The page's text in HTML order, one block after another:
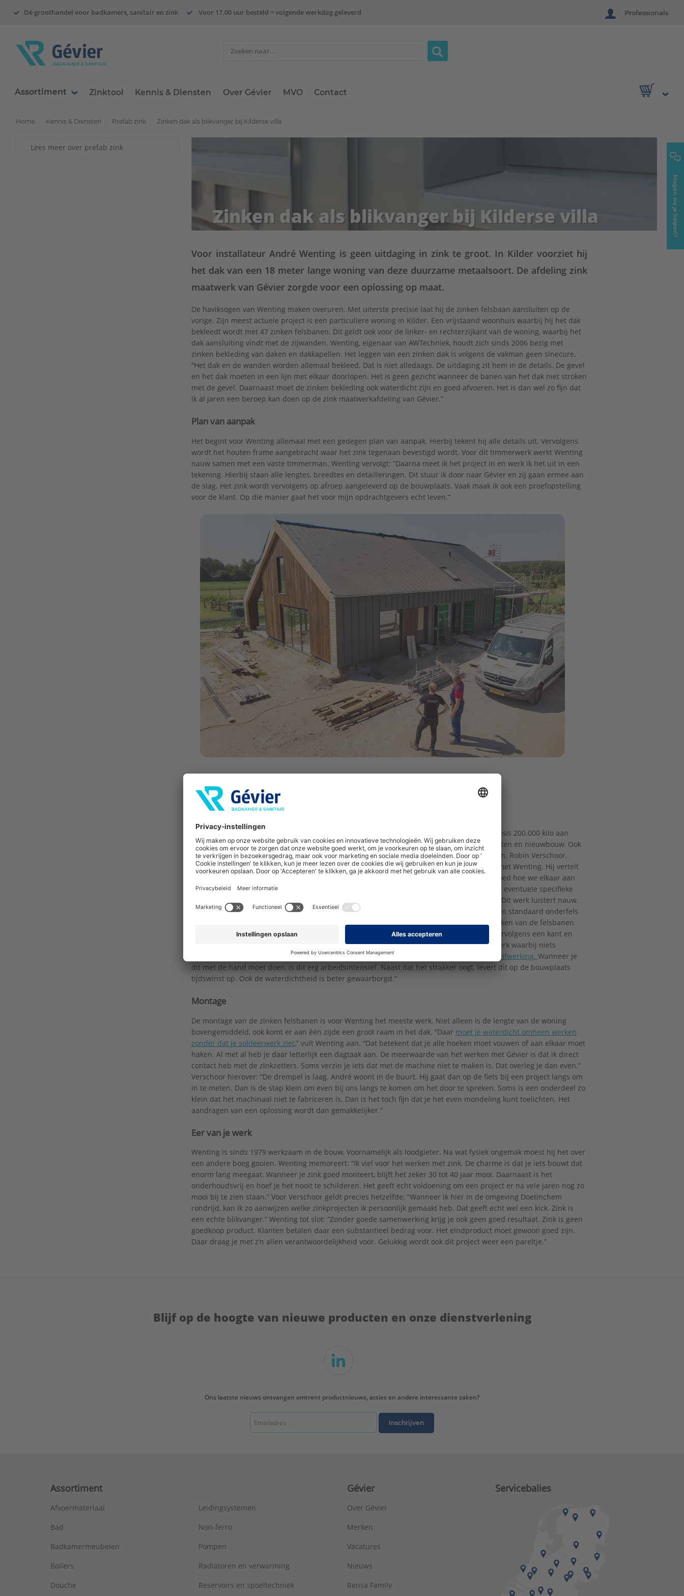
Dé groothandel voor badkamers, sanitair en zink Voor 17.00 uur besteld = volgende werkdag geleverd Professionals
Assortiment Zinktool Kennis & Diensten Over Gévier MVO Contact
Mogen we je helpen?
Home Kennis & Diensten Prefab zink Zinken dak als blikvanger bij Kilderse villa
Lees meer over prefab zink
Zinken dak als blikvanger bij Kilderse villa
Voor installateur André Wenting is geen uitdaging in zink te groot. In Kilder voorziet hij
het dak van een 18 meter lange woning van deze duurzame metaalsoort. De afdeling zink
maatwerk van Gévier zorgde voor een oplossing op maat.
De haviksogen van Wenting maken overuren. Met uiterste precisie laat hij de zinken felsbaan aansluiten op de
vorige. Zijn meest actuele project is een particuliere woning in Kilder. Een vrijstaand woonhuis waarbij hij het dak
bekleedt wordt met 47 zinken felsbanen. Dit geldt ook voor de linker- en rechterzijkant van de woning, waarbij het
dak aansluiting vindt met de zijwanden. Wenting, eigenaar van AWTechniek, houdt zich sinds 2006 bezig met
zinken bekleding van daken en dakkapellen. Het leggen van een zinken dak is volgens de vakman geen sinecure.
“Het dak en de wanden worden allemaal bekleed. Dat is niet alledaags. De uitdaging zit hem in de details. De gevel
en het dak moeten in een lijn met elkaar doorlopen. Het is geen gezicht wanneer de banen van het dak niet stroken
met de gevel. Daarnaast moet de zinken bekleding ook waterdicht zijn en goed afvoeren. Het is dan wel zo fijn dat
ik al jaren een beroep kan doen op de zink maatwerkafdeling van Gévier.”
Plan van aanpak
Het begint voor Wenting allemaal met een gedegen plan van aanpak. Hierbij tekent hij alle details uit. Vervolgens
wordt het houten frame aangebracht waar het zink tegenaan bevestigd wordt. Voor dit timmerwerk werkt Wenting
nauw samen met een vaste timmerman. Wenting vervolgt: “Daarna meet ik het project in en werk ik het uit in een
tekening. Hierbij staan alle lengtes, breedtes en detailleringen. Dit stuur ik door naar Gévier en zij gaan ermee aan
de slag. Het zink wordt vervolgens op afroep aangeleverd op de bouwplaats. Vaak maak ik ook een proefopstelling
voor de klant. Op die manier gaat het voor mijn opdrachtgevers echt leven.”
Maatwerk
Gévier beschikt over een eigen zink maatwerkafdeling in Doetinchem. Hier wordt op jaarbasis 200.000 kilo aan
materiaal verwerkt. Hierbij gaat het naast particuliere woningen veelal om renovatieprojecten en nieuwbouw. Ook
het bekleden van een dakkapel of vervangen van een dakgoot behoort tot de mogelijkheden. Robin Verschoor,
werkzaam op de afdeling Zink maatwerk van Gévier, werkt op een prettige manier samen met Wenting. Hij vertelt
wat er allemaal bij komt kijken. “André toetst zijn ontwerp bij ons. In deze fase kijken we goed hoe we elkaar aan
kunnen vullen. In sommige gevallen komen we nog met tips of een advies. Ook spreken we eventuele specifieke
wensen door. Wij werken het vervolgens precies zo uit zoals André het in zijn hoofd heeft. Dit werk luistert nauw.
Wanneer één baan een paar millimeter breder is, ga je al de mist in. Een felsbaan heeft een standaard onderfels
en bovenfels. Die maten ertussen zijn belangrijk voor de verdeling van André. Voor het maken van de felsbanen
hebben we een speciale machine. Deze trekt een rol zink door de machine en hier komt vervolgens een kant en
klare felsbaan uit. Vervolgens vindt er een strenge maatcontrole plaats. Het is echt maatwerk waarbij niets
standaard is. De onderkant is in dit geval uitgestanst. Datzorgt voor een mooi effect in de afwerking. Wanneer je
dit met de hand moet doen, is dit erg arbeidsintensief. Naast dat het strakker oogt, levert dit op de bouwplaats
tijdswinst op. Ook de waterdichtheid is beter gewaarborgd.”
Montage
De montage van de zinken felsbanen is voor Wenting het meeste werk. Niet alleen is de lengte van de woning
bovengemiddeld, ook komt er aan één zijde een groot raam in het dak. “Daar moet je waterdicht omheen werken
zonder dat je soldeerwerk ziet,” vult Wenting aan. “Dat betekent dat je alle hoeken moet vouwen of aan elkaar moet
haken. Al met al heb je daar letterlijk een dagtaak aan. De meerwaarde van het werken met Gévier is dat ik direct
contact heb met de zinkzetters. Soms verzin je iets dat met de machine niet te maken is. Dat overleg je dan even.”
Verschoor hierover: “De drempel is laag. André woont in de buurt. Hij gaat dan op de fiets bij een project langs om
in te meten. Dan is de stap klein om even bij ons langs te komen om het door te spreken. Soms is een onderdeel zo
klein dat het machinaal niet te fabriceren is. Dan is het toch fijn dat je het even mondeling kunt toelichten. Het
aandragen van een oplossing wordt dan gemakkelijker.”
Eer van je werk
Wenting is sinds 1979 werkzaam in de bouw. Voornamelijk als loodgieter. Na wat fysiek ongemak moest hij het over
een andere boeg gooien. Wenting memoreert: “Ik viel voor het werken met zink. De charme is dat je iets bouwt dat
enorm lang meegaat. Wanneer je zink goed monteert, blijft het zeker 30 tot 40 jaar mooi. Daarnaast is het
onderhoudsvrij en hoef je het nooit te schilderen. Het geeft echt voldoening om een project er na vele jaren nog zo
mooi bij te zien staan.” Voor Verschoor geldt precies hetzelfde: “Wanneer ik hier in de omgeving Doetinchem
rondrijd, kan ik zo aanwijzen welke zinkprojecten ik persoonlijk gemaakt heb. Dat geeft echt wel een kick. Zink is
een echte blikvanger.” Wenting tot slot: “Zonder goede samenwerking krijg je ook geen goed resultaat. Zink is geen
goedkoop product. Klanten betalen daar een substantieel bedrag voor. Het eindproduct moet gewoon goed zijn.
Daar draag je met z’n allen verantwoordelijkheid voor. Gelukkig wordt ook dit project weer een pareltje.”
Blijf op de hoogte van nieuwe producten en onze dienstverlening
Ons laatste nieuws ontvangen omtrent productnieuws, acties en andere interessante zaken?
Inschrijven
Assortiment
Afvoermateriaal
Bad
Badkamermeubelen
Boilers
Douche
Leidingsystemen
Non-ferro
Pompen
Radiatoren en verwarming
Reservoirs en spoeltechniek
Gévier
Over Gévier
Merken
Vacatures
Nieuws
Rensa Family
Servicebalies